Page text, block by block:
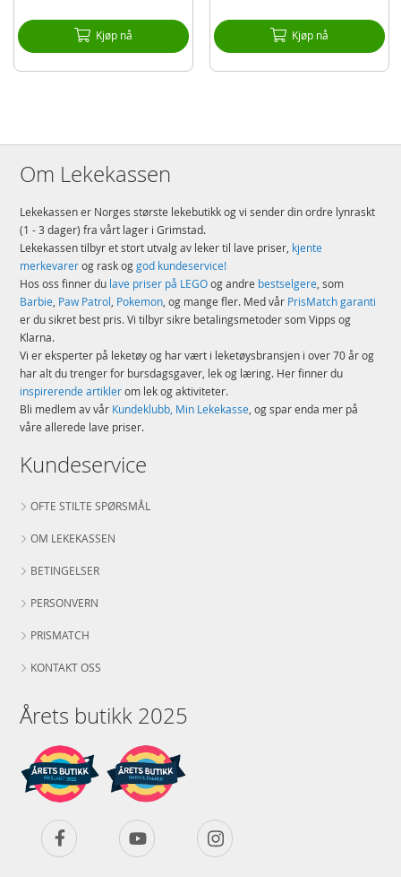
Kjøp nå Kjøp nå
Om Lekekassen
Lekekassen er Norges største lekebutikk og vi sender din ordre lynraskt
(1 - 3 dager) fra vårt lager i Grimstad.
Lekekassen tilbyr et stort utvalg av leker til lave priser, kjente
merkevarerog rask oggod kundeservice!
Hos oss finner du lave priser på LEGOog andre bestselgere, som
Barbie, Paw Patrol, Pokemon, og mange fler. Med vår PrisMatch garanti
er du sikret best pris. Vi tilbyr sikre betalingsmetoder som Vipps og
Klarna.
Vi er eksperter på leketøy og har vært i leketøysbransjen i over 70 år og
har alt du trenger for bursdagsgaver, lek og læring. Her finner du
inspirerende artiklerom lek og aktiviteter.
Bli medlem av vår Kundeklubb, Min Lekekasse, og spar enda mer på
våre allerede lave priser.
Kundeservice
OFTE STILTE SPØRSMÅL
OM LEKEKASSEN
BETINGELSER
PERSONVERN
PRISMATCH
KONTAKT OSS
Årets butikk 2025